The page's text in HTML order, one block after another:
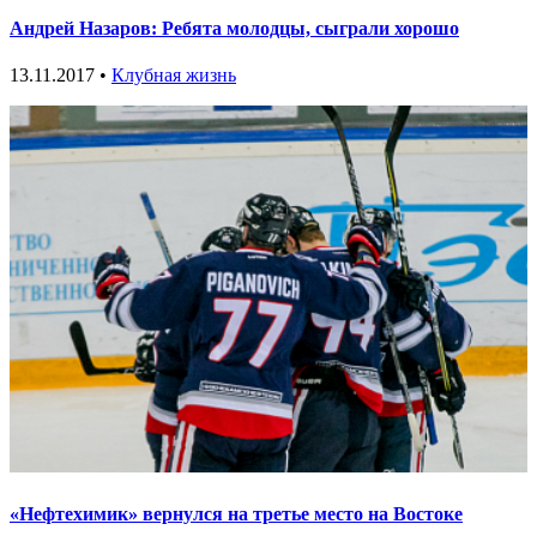
Андрей Назаров: Ребята молодцы, сыграли хорошо
13.11.2017 • Клубная жизнь
«Нефтехимик» вернулся на третье место на Востоке